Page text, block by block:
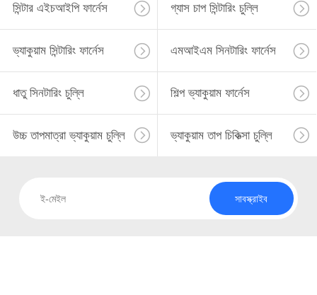
সিন্টার এইচআইপি ফার্নেস গ্যাস চাপ সিন্টারিং চুল্লি
ভ্যাকুয়াম সিন্টারিং ফার্নেস এমআইএম সিনটারিং ফার্নেস
ধাতু সিনটারিং চুল্লি শিল্প ভ্যাকুয়াম ফার্নেস
উচ্চ তাপমাত্রা ভ্যাকুয়াম চুল্লি ভ্যাকুয়াম তাপ চিকিত্সা চুল্লি
সাবস্ক্রাইব